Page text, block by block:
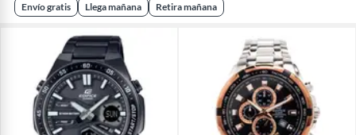
Envío gratis Llega mañana Retira mañana